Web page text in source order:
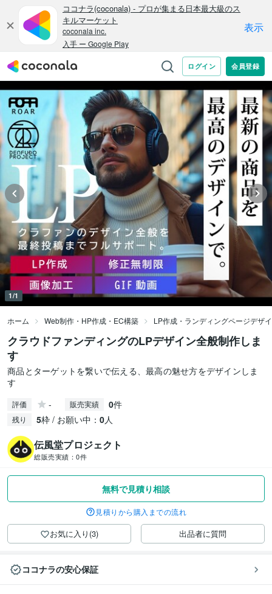
1/1
ホーム Web制作・HP作成・EC構築 LP作成・ランディングページデザ
クラウドファンディングのLPデザイン全般制作しま
す
商品とターゲットを繋いで伝える、最高の魅せ方をデザインしま
す
評価 - 販売実績 0件
残り 5枠 / お願い中： 0人
伝風堂プロジェクト
総販売実績： 0件
無料で見積り相談
見積りから購入までの流れ
お気に入り(3) 出品者に質問
ココナラの安心保証